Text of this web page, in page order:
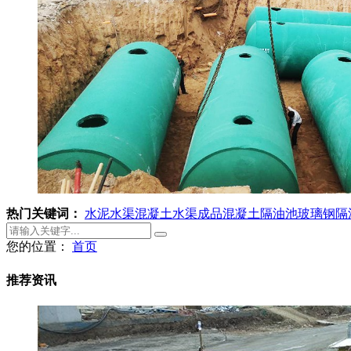
热门关键词： 水泥水渠混凝土水渠成品混凝土隔油池玻璃钢隔
您的位置： 首页
推荐资讯